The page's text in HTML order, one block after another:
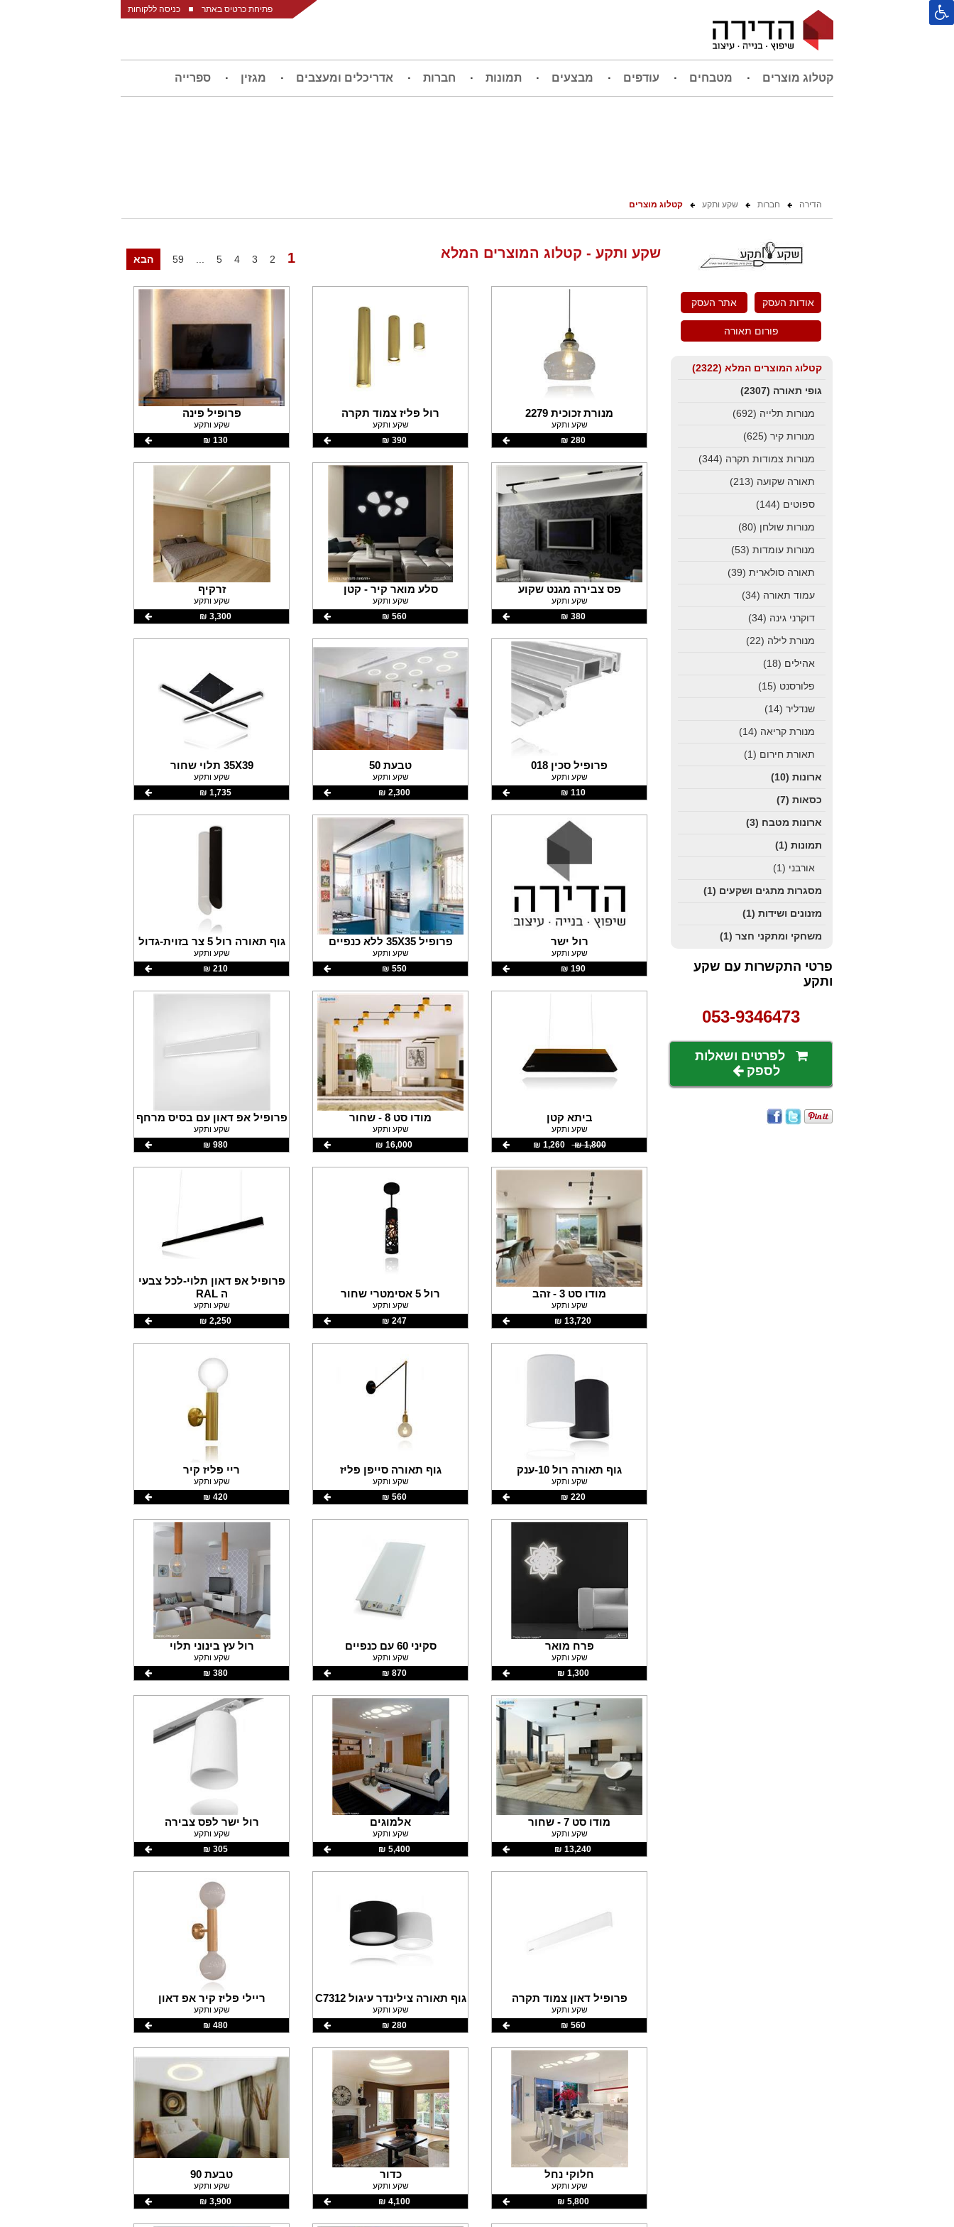
פתיחת כרטיס באתר כניסה ללקוחות
קטלוג מוצרים מטבחים עודפים מבצעים תמונות חברות אדריכלים ומעצבים מגזין ספרייה
הדירה חברות שקע ותקע קטלוג מוצרים
אודות העסק אתר העסק
פורום תאורה
קטלוג המוצרים המלא (2322)
גופי תאורה (2307)
מנורות תלייה (692)
מנורות קיר (625)
מנורות צמודות תקרה (344)
תאורה שקועה (213)
ספוטים (144)
מנורות שולחן (80)
מנורות עומדות (53)
תאורה סולארית (39)
עמוד תאורה (34)
דוקרני גינה (34)
מנורת לילה (22)
אהילים (18)
פלורסנט (15)
שנדליר (14)
מנורת קריאה (14)
תאורת חירום (1)
ארונות (10)
כסאות (7)
ארונות מטבח (3)
תמונות (1)
אורבני (1)
מסגרות מתגים ושקעים (1)
מזנונים ושידות (1)
משחקי ומתקני חצר (1)
פרטי התקשרות עם שקע
ותקע
053-9346473
לפרטים ושאלות
לספק
שקע ותקע - קטלוג המוצרים המלא 1
2
3
4
5
59 הבא
מנורת זכוכית 2279
שקע ותקע
280 ‏₪
פס צבירה מגנט שקוע
שקע ותקע
380 ‏₪
פרופיל סכין 018
שקע ותקע
110 ‏₪
רול ישר
שקע ותקע
190 ‏₪
ביתא קטן
שקע ותקע
1,800 ‏₪
1,260 ‏₪
מודו סט 3 - זהב
שקע ותקע
13,720 ‏₪
גוף תאורה רול 10-ענק
שקע ותקע
220 ‏₪
פרח מואר
שקע ותקע
1,300 ‏₪
מודו סט 7 - שחור
שקע ותקע
13,240 ‏₪
פרופיל דאון צמוד תקרה
שקע ותקע
560 ‏₪
חלוקי נחל
שקע ותקע
5,800 ‏₪
רול פליז צמוד תקרה
שקע ותקע
390 ‏₪
סלע מואר קיר - קטן
שקע ותקע
560 ‏₪
טבעת 50
שקע ותקע
2,300 ‏₪
פרופיל 35X35 ללא כנפיים
שקע ותקע
550 ‏₪
מודו סט 8 - שחור
שקע ותקע
16,000 ‏₪
רול 5 אסימטרי שחור
שקע ותקע
247 ‏₪
גוף תאורה סייפן פליז
שקע ותקע
560 ‏₪
סקיני 60 עם כנפיים
שקע ותקע
870 ‏₪
אלמוגים
שקע ותקע
5,400 ‏₪
גוף תאורה צילינדר עיגול C7312
שקע ותקע
280 ‏₪
כדור
שקע ותקע
4,100 ‏₪
פרופיל פינה
שקע ותקע
130 ‏₪
זרקיף
שקע ותקע
3,300 ‏₪
35X39 תלוי שחור
שקע ותקע
1,735 ‏₪
גוף תאורה רול 5 צר בזוית-גדול
שקע ותקע
210 ‏₪
פרופיל אפ דאון עם בסיס מרחף
שקע ותקע
980 ‏₪
פרופיל אפ דאון תלוי-לכל צבעי
ה RAL
שקע ותקע
2,250 ‏₪
ריי פליז קיר
שקע ותקע
420 ‏₪
רול עץ בינוני תלוי
שקע ותקע
380 ‏₪
רול ישר לפס צבירה
שקע ותקע
305 ‏₪
ריילי פליז קיר אפ דאון
שקע ותקע
480 ‏₪
טבעת 90
שקע ותקע
3,900 ‏₪